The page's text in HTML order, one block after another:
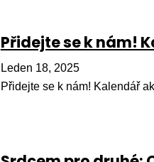
Přidejte se k nám!
Leden 18, 2025
Přidejte se k nám! Kalendář